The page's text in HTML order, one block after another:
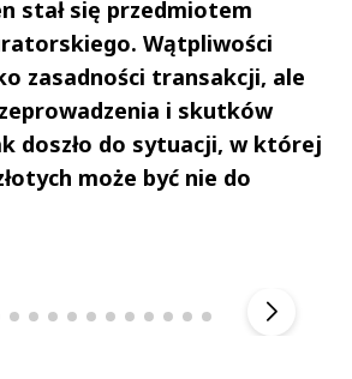
stał się przedmiotem
Wątpliwości
zasadności transakcji, ale
i skutków
doszło do sytuacji, w której
może być nie do